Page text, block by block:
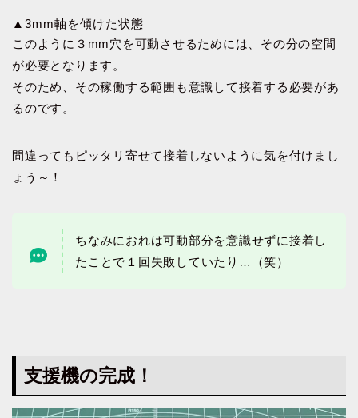
▲3mm軸を傾けた状態
このように３mm穴を可動させるためには、その分の空間
が必要となります。
そのため、その稼働する範囲も意識して接着する必要があ
るのです。
間違ってもピッタリ寄せて接着しないように気を付けまし
ょう～！
ちなみにおれは可動部分を意識せずに接着し
たことで１回失敗していたり…（笑）
支援機の完成！